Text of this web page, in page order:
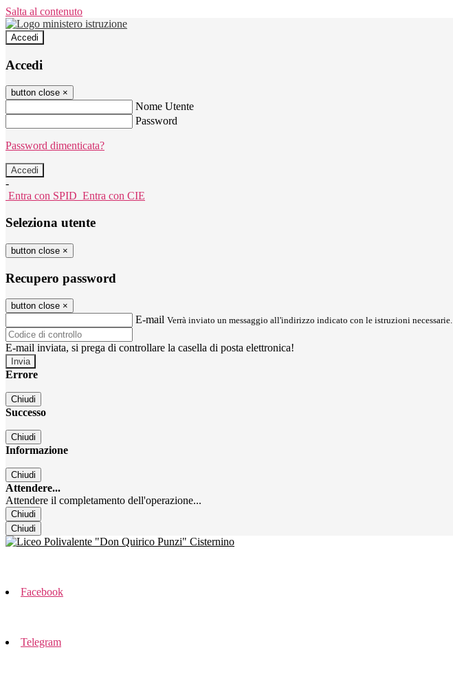
Salta al contenuto
Accedi
Accedi
button close ×
Nome Utente
Password
Password dimenticata?
-
Entra con SPID Entra con CIE
Seleziona utente
button close ×
Recupero password
button close ×
E-mail Verrà inviato un messaggio all'indirizzo indicato con le istruzioni necessarie.
E-mail inviata, si prega di controllare la casella di posta elettronica!
Errore
Chiudi
Successo
Chiudi
Informazione
Chiudi
Attendere...
Attendere il completamento dell'operazione...
Chiudi
Chiudi
Facebook
Telegram